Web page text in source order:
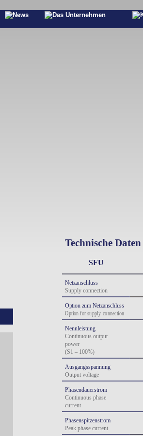
Technische Daten
SFU
Netzanschluss
Supply connection
Option zum Netzanschluss
Option for supply connection
Nennleistung
Continuous output
power
(S1 – 100%)
Ausgangsspannung
Output voltage
Phasendauerstrom
Continuous phase
current
Phasenspitzenstrom
Peak phase current